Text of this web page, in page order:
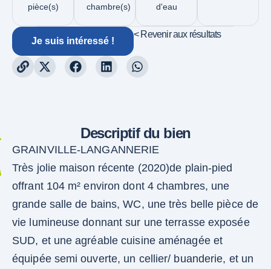
pièce(s)
chambre(s)
d'eau
Je suis intéressé !
< Revenir aux résultats
Descriptif du bien
GRAINVILLE-LANGANNERIE
Très jolie maison récente (2020)de plain-pied
offrant 104 m² environ dont 4 chambres, une
grande salle de bains, WC, une très belle pièce de
vie lumineuse donnant sur une terrasse exposée
SUD, et une agréable cuisine aménagée et
équipée semi ouverte, un cellier/ buanderie, et un